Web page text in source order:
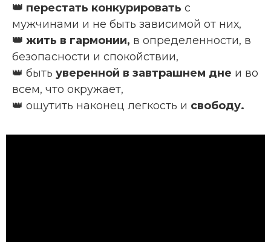
👑 перестать конкурировать с
мужчинами и не быть зависимой от них,
👑 жить в гармонии, в определенности, в
безопасности и спокойствии,
👑 быть уверенной в завтрашнем дне и во
всем, что окружает,
👑 ощутить наконец легкость и свободу.